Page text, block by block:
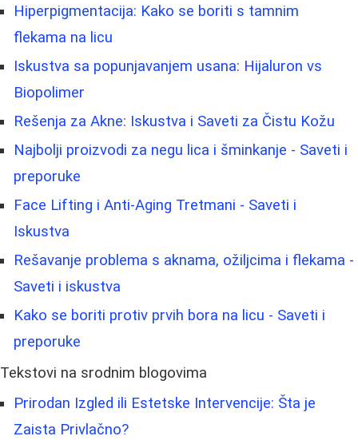
Hiperpigmentacija: Kako se boriti s tamnim
flekama na licu
Iskustva sa popunjavanjem usana: Hijaluron vs
Biopolimer
Rešenja za Akne: Iskustva i Saveti za Čistu Kožu
Najbolji proizvodi za negu lica i šminkanje - Saveti i
preporuke
Face Lifting i Anti-Aging Tretmani - Saveti i
Iskustva
Rešavanje problema s aknama, ožiljcima i flekama -
Saveti i iskustva
Kako se boriti protiv prvih bora na licu - Saveti i
preporuke
Tekstovi na srodnim blogovima
Prirodan Izgled ili Estetske Intervencije: Šta je
Zaista Privlačno?